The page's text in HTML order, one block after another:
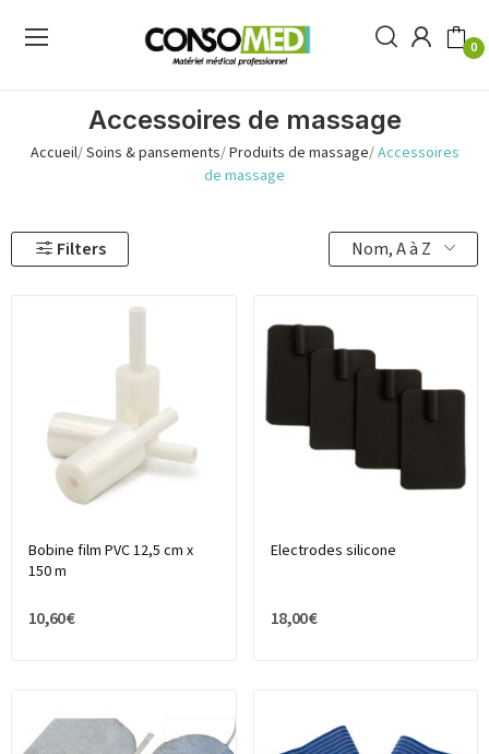
0
Accessoires de massage
Accueil Soins & pansements Produits de massage Accessoires
de massage
Filters Nom, A à Z
Bobine film PVC 12,5 cm x
150 m
10,60 €
Electrodes silicone
18,00 €